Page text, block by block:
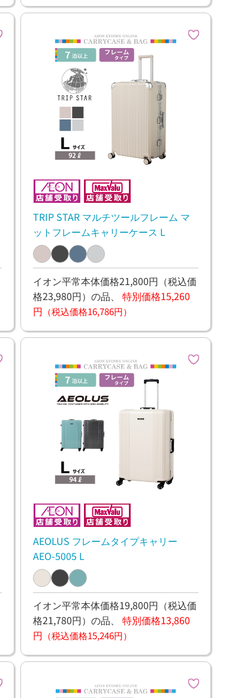
TRIP STAR マルチツールフレーム マ
ットフレームキャリーケース L
イオン平常本体価格21,800円 （税込価
格23,980円） の品、 特別価格15,260
円 （税込価格16,786円）
AEOLUS フレームタイプキャリー
AEO-5005 L
イオン平常本体価格19,800円 （税込価
格21,780円） の品、 特別価格13,860
円 （税込価格15,246円）